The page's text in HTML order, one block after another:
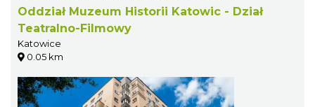
Oddział Muzeum Historii Katowic - Dział
Teatralno-Filmowy
Katowice
0.05 km